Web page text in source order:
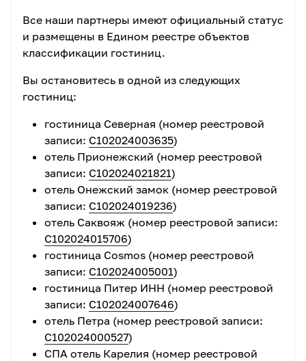
возьмите с собой копию свидетельства о
рождении.
В программу поездки могут быть внесены
Порядок отмены экскурсии в связи с погодными
Ладожское озеро может штормить,
возможной отмене поездки!
В большинстве случаев, информацию об отмене мы
сообщаем вечером перед экскурсией или рано
, в крайнем случае - уже на месте сбора в
Петрозаводске. В таком случае
мы возвращаем
100% денежных средств
или
предлагаем перенос
на другой день, когда она может быть
В ситуации «пограничного прогноза» официальный
перевозчик – Паломническая служба может не
принимать решение об отмене вплоть до нашего
прибытия в г.Сортавала. В таком случае
Все наши партнеры имеют официальный статус
и размещены в Едином реестре объектов
классификации гостиниц.
Вы остановитесь в одной из следующих
гостиниц:
гостиница Северная (номер реестровой
записи: С102024003635)
отель Прионежский (номер реестровой
записи: С102024021821)
отель Онежский замок (номер реестровой
записи: С102024019236)
отель Саквояж (номер реестровой записи:
С102024015706)
гостиница Cosmos (номер реестровой
записи: С102024005001)
гостиница Питер ИНН (номер реестровой
записи: С102024007646)
отель Петра (номер реестровой записи:
С102024000527)
СПА отель Карелия (номер реестровой